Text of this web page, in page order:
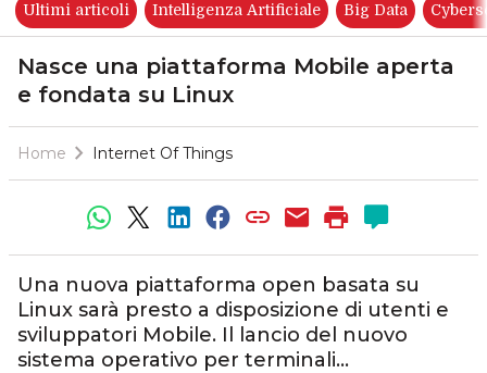
Ultimi articoli Intelligenza Artificiale Big Data
Nasce una piattaforma Mobile aperta
e fondata su Linux
Home Internet Of Things
Una nuova piattaforma open basata su
Linux sarà presto a disposizione di utenti e
sviluppatori Mobile. Il lancio del nuovo
sistema operativo per terminali…